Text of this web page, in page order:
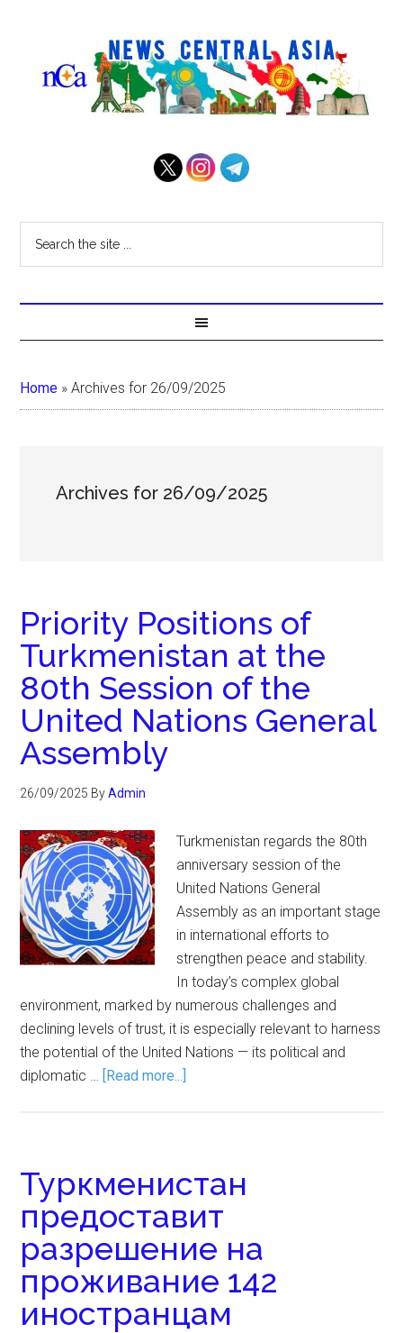
Home »Archives for 26/09/2025
Archives for 26/09/2025
Priority Positions of
Turkmenistan at the
80th Session of the
United Nations General
Assembly
26/09/2025 ByAdmin
Turkmenistan regards the 80th
anniversary session of the
United Nations General
Assembly as an important stage
in international efforts to
strengthen peace and stability.
In today’s complex global
environment, marked by numerous challenges and
declining levels of trust, it is especially relevant to harness
the potential of the United Nations — its political and
diplomatic … [Read more...]
Туркменистан
предоставит
разрешение на
проживание 142
иностранцам